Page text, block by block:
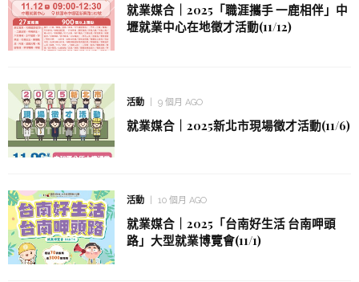
就業媒合｜2025「職涯攜手 一鹿相伴」中
壢就業中心在地徵才活動(11/12)
活動 9 個月 AGO
就業媒合｜2025新北市現場徵才活動(11/6)
活動 10 個月 AGO
就業媒合｜2025「台南好生活 台南呷頭
路」大型就業博覽會(11/1)